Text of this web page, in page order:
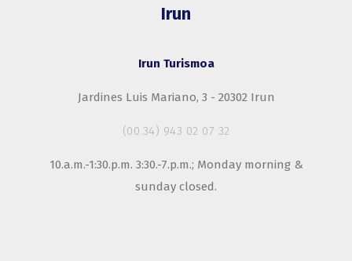
Irun
Irun Turismoa
Jardines Luis Mariano, 3 - 20302 Irun
(00.34) 943 02 07 32
10.a.m.-1:30.p.m. 3:30.-7.p.m.; Monday morning &
sunday closed.